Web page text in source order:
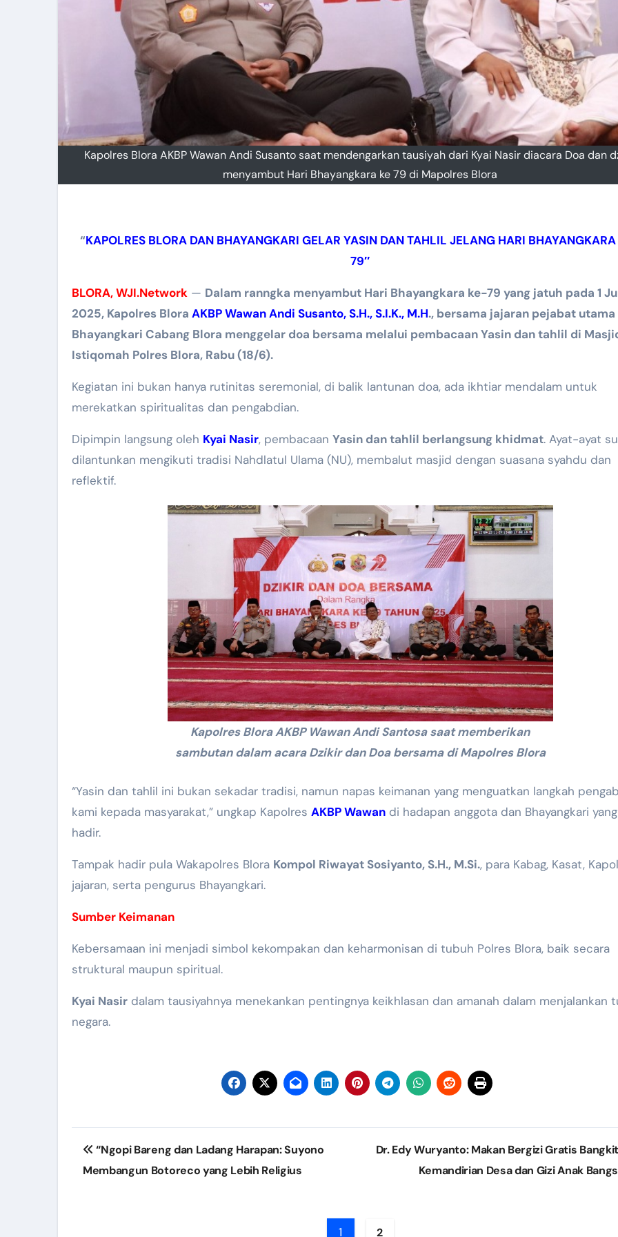
Kapolres Blora AKBP Wawan Andi Susanto saat mendengarkan tausiyah dari Kyai Nasir diacara Doa dan
menyambut Hari Bhayangkara ke 79 di Mapolres Blora
“KAPOLRES BLORA DAN BHAYANGKARI GELAR YASIN DAN TAHLIL JELANG HARI
79″
BLORA, WJI.Network — Dalam ranngka menyambut Hari Bhayangkara ke-79 yang jatuh pada 1
2025, Kapolres Blora AKBP Wawan Andi Susanto, S.H., S.I.K., M.H., bersama jajaran pejabat utama
Bhayangkari Cabang Blora menggelar doa bersama melalui pembacaan Yasin dan tahlil di
Istiqomah Polres Blora, Rabu (18/6).
Kegiatan ini bukan hanya rutinitas seremonial, di balik lantunan doa, ada ikhtiar mendalam untuk
merekatkan spiritualitas dan pengabdian.
Dipimpin langsung oleh Kyai Nasir, pembacaan Yasin dan tahlil berlangsung khidmat. Ayat-ayat
dilantunkan mengikuti tradisi Nahdlatul Ulama (NU), membalut masjid dengan suasana syahdu dan
reflektif.
Kapolres Blora AKBP Wawan Andi Santosa saat memberikan
sambutan dalam acara Dzikir dan Doa bersama di Mapolres Blora
“Yasin dan tahlil ini bukan sekadar tradisi, namun napas keimanan yang menguatkan langkah
kami kepada masyarakat,” ungkap Kapolres AKBP Wawan di hadapan anggota dan Bhayangkari yang
hadir.
Tampak hadir pula Wakapolres Blora Kompol Riwayat Sosiyanto, S.H., M.Si., para Kabag, Kasat,
jajaran, serta pengurus Bhayangkari.
Sumber Keimanan
Kebersamaan ini menjadi simbol kekompakan dan keharmonisan di tubuh Polres Blora, baik secara
struktural maupun spiritual.
Kyai Nasir dalam tausiyahnya menekankan pentingnya keikhlasan dan amanah dalam menjalankan
negara.
Post
navigation
“Ngopi Bareng dan Ladang Harapan: Suyono
Membangun Botoreco yang Lebih Religius
Dr. Edy Wuryanto: Makan Bergizi Gratis
Kemandirian Desa dan Gizi Anak
1 2